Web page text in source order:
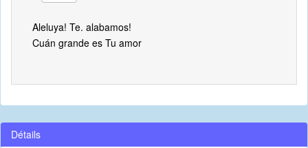
Aleluya! Te. alabamos!
Cuán grande es Tu amor
Détails